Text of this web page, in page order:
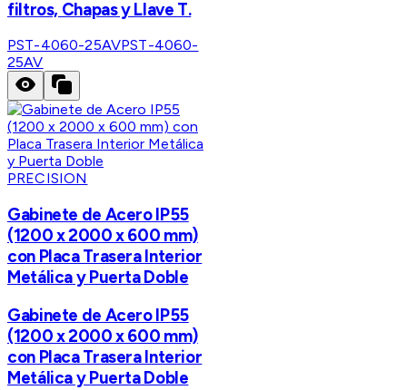
filtros, Chapas y Llave T.
PST-4060-25AVPST-4060-
25AV
PRECISION
Gabinete de Acero IP55
(1200 x 2000 x 600 mm)
con Placa Trasera Interior
Metálica y Puerta Doble
Gabinete de Acero IP55
(1200 x 2000 x 600 mm)
con Placa Trasera Interior
Metálica y Puerta Doble